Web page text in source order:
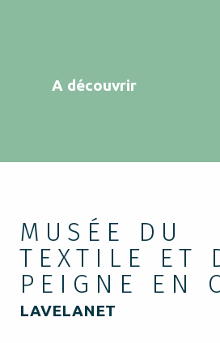
A découvrir
MUSÉE DU
TEXTILE ET
PEIGNE EN
LAVELANET